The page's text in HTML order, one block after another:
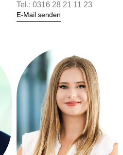
Tel.: 0316 28 21 11 23
E-Mail senden